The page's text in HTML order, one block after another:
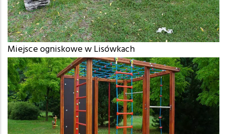
Miejsce ogniskowe w Lisówkach